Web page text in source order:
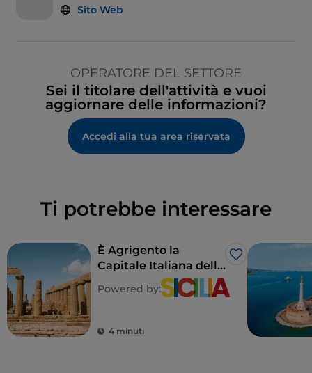
Sito Web
OPERATORE DEL SETTORE
Sei il titolare dell'attività e vuoi
aggiornare delle informazioni?
Accedi alla tua area riservata
Ti potrebbe interessare
Like
È Agrigento la
Capitale Italiana della
Cultura 2025
Powered by:
4 minuti